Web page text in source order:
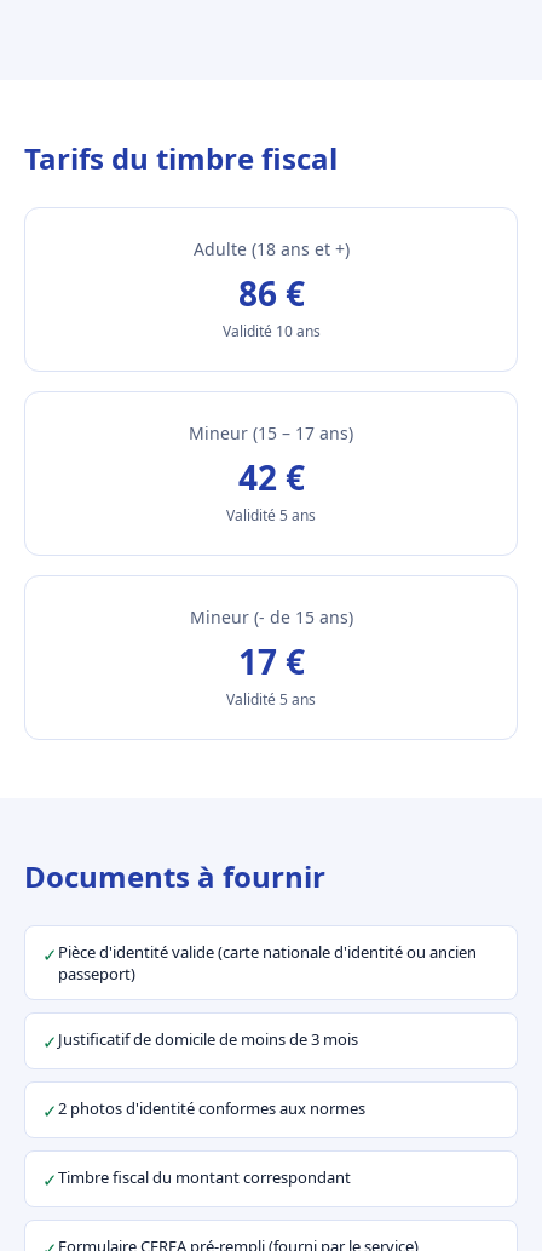
Tarifs du timbre fiscal
Adulte (18 ans et +)
86 €
Validité 10 ans
Mineur (15 – 17 ans)
42 €
Validité 5 ans
Mineur (- de 15 ans)
17 €
Validité 5 ans
Documents à fournir
✓ Pièce d'identité valide (carte nationale d'identité ou ancien
passeport)
✓Justificatif de domicile de moins de 3 mois
✓2 photos d'identité conformes aux normes
✓Timbre fiscal du montant correspondant
Formulaire CERFA pré-rempli (fourni par le service)